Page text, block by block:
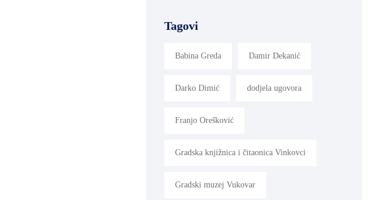
Tagovi
Babina Greda Damir Dekanić
Darko Dimić dodjela ugovora
Franjo Orešković
Gradska knjižnica i čitaonica Vinkovci
Gradski muzej Vukovar